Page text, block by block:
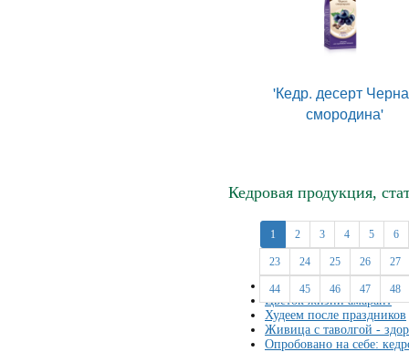
'Кедр. десерт
смородина'
Кедровая продукция,
1 2 3 4 5 6
23 24 25 26 27
44 45 46 47 48
Секреты женской
Цветок жизни амарант
Худеем после праздников
Живица с таволгой -
Опробовано на себе: